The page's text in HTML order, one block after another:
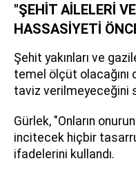
"ŞEHİT AİLELERİ
HASSASİYETİ
Şehit yakınları ve
temel ölçüt olacağını
taviz verilmeyeceğini
Gürlek, "Onların
incitecek hiçbir
ifadelerini kullandı.